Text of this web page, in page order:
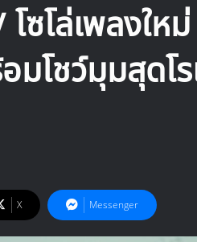
ซโล่เพลงใหม่
โชว์มุมสุดโ
X Messenger